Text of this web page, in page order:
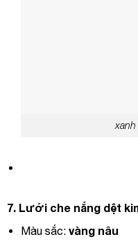
7. Lưới che nắng dệt
Màu sắc: vàng nâu